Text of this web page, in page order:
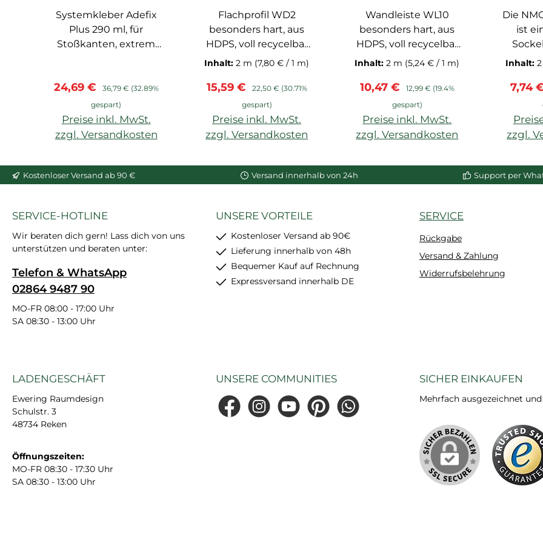
Zubehör
Systemkleber Adefix
Plus 290 ml, für
Stoßkanten, extrem
nachgespachtel
werden, schnell
trocknend
Verkaufspreis:
24,69 € Regulärer Preis:
36,79 € (32.89%
gespart)
Preise inkl. MwSt.
zzgl. Versandkosten
Flachprofil WD2
besonders hart, aus
HDPS, voll recycelbar
und grundiert NMC
Inhalt:2 m (7,80 € / 1 m)
Verkaufspreis:
15,59 € Regulärer Preis:
22,50 € (30.71%
gespart)
Preise inkl. MwSt.
zzgl. Versandkosten
Wandleiste WL10
besonders hart, aus
HDPS, voll recycelbar
und grundiert NMC,
Inhalt:2 m (5,24 € / 1 m)
Verkaufspreis:
10,47 € Regulärer Preis:
12,99 € (19.4%
gespart)
Preise inkl. MwSt.
zzgl. Versandkosten
Die
ist
eigent
Durch
die
Inhalt:
7,74
zzgl.
Kostenloser Versand ab 90 € Versand innerhalb von 24h Support per
SERVICE-HOTLINE
Wir beraten dich gern! Lass dich von uns
unterstützen und beraten unter:
Telefon & WhatsApp
02864 9487 90
MO-FR 08:00 - 17:00 Uhr
SA 08:30 - 13:00 Uhr
UNSERE VORTEILE
Kostenloser Versand ab 90€
Lieferung innerhalb von 48h
Bequemer Kauf auf Rechnung
Expressversand innerhalb DE
SERVICE
Rückgabe
Versand & Zahlung
Widerrufsbelehrung
LADENGESCHÄFT
Ewering Raumdesign
Schulstr. 3
48734 Reken
Öffnungszeiten:
MO-FR 08:30 - 17:30 Uhr
SA 08:30 - 13:00 Uhr
UNSERE COMMUNITIES
FacebookInstagramYouTubePinterestWhatsApp
SICHER EINKAUFEN
Mehrfach ausgezeichnet